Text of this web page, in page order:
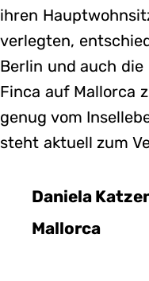
ihren
verlegten,
Berlin und auch die
Finca auf Mallorca
genug vom
steht aktuell zum
Daniela
Mallorca